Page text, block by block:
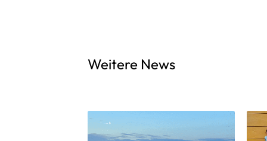
Weitere News